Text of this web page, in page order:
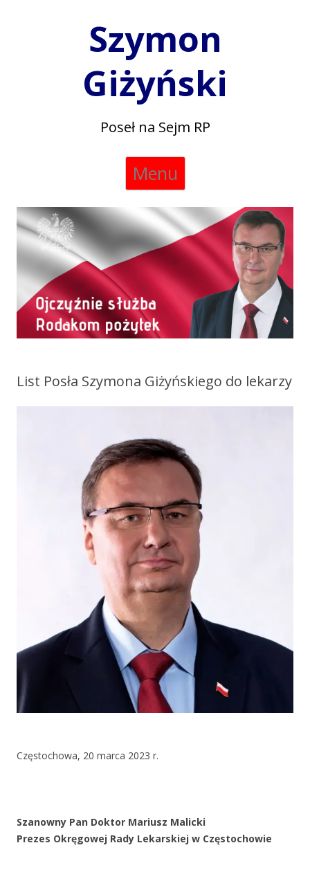
Szymon
Giżyński
Poseł na Sejm RP
Menu
Skip
List Posła Szymona Giżyńskiego do lekarzy
Częstochowa, 20 marca 2023 r.
Szanowny Pan Doktor Mariusz Malicki
Prezes Okręgowej Rady Lekarskiej w Częstochowie